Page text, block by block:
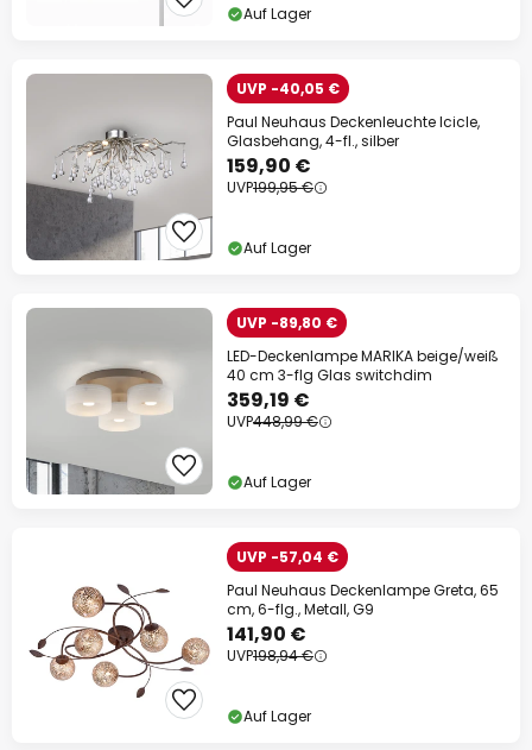
Auf Lager
UVP -40,05 €
Paul Neuhaus Deckenleuchte Icicle,
Glasbehang, 4-fl., silber
159,90 €
UVP199,95 €
Auf Lager
UVP -89,80 €
LED-Deckenlampe MARIKA beige/weiß
40 cm 3-flg Glas switchdim
359,19 €
UVP448,99 €
Auf Lager
UVP -57,04 €
Paul Neuhaus Deckenlampe Greta, 65
cm, 6-flg., Metall, G9
141,90 €
UVP198,94 €
Auf Lager